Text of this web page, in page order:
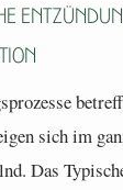
sich im
Das